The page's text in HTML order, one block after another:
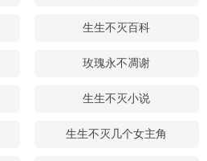
生生不灭百科
玫瑰永不凋谢
生生不灭小说
生生不灭几个女主角